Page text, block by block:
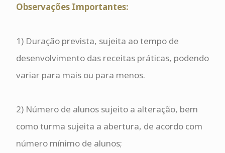
Observações Importantes:
1) Duração prevista, sujeita ao tempo de
desenvolvimento das receitas práticas, podendo
variar para mais ou para menos.
2) Número de alunos sujeito a alteração, bem
como turma sujeita a abertura, de acordo com
número mínimo de alunos;